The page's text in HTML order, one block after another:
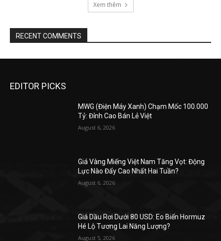
Xem thêm
RECENT COMMENTS
EDITOR PICKS
MWG (Điện Máy Xanh) Chạm Mốc 100.000
Tỷ: Đỉnh Cao Bán Lẻ Việt
August 6, 2026
Giá Vàng Miếng Việt Nam Tăng Vọt: Động
Lực Nào Đẩy Cao Nhất Hai Tuần?
August 6, 2026
Giá Dầu Rơi Dưới 80 USD: Eo Biển Hormuz
Hé Lộ Tương Lai Năng Lượng?
August 5, 2026